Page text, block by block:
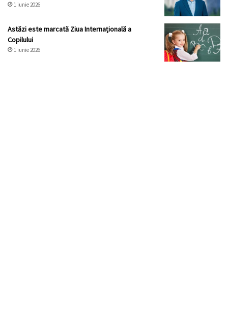
1 iunie 2026
Astăzi este marcată Ziua Internațională a
Copilului
1 iunie 2026